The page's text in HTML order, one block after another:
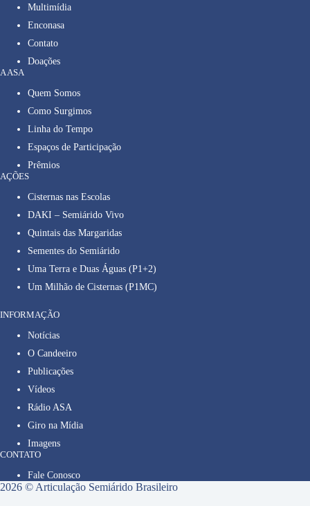
Multimídia
Enconasa
Contato
Doações
A ASA
Quem Somos
Como Surgimos
Linha do Tempo
Espaços de Participação
Prêmios
AÇÕES
Cisternas nas Escolas
DAKI – Semiárido Vivo
Quintais das Margaridas
Sementes do Semiárido
Uma Terra e Duas Águas (P1+2)
Um Milhão de Cisternas (P1MC)
INFORMAÇÃO
Notícias
O Candeeiro
Publicações
Vídeos
Rádio ASA
Giro na Mídia
Imagens
CONTATO
Fale Conosco
2026 © Articulação Semiárido Brasileiro